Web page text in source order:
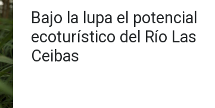
Bajo la lupa el potencial
ecoturístico del Río Las
Ceibas